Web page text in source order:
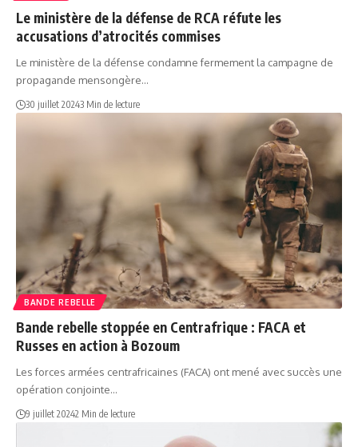
Le ministère de la défense de RCA réfute les
accusations d’atrocités commises
Le ministère de la défense condamne fermement la campagne de
propagande mensongère…
30 juillet 20243 Min de lecture
BANDE REBELLE
Bande rebelle stoppée en Centrafrique : FACA et
Russes en action à Bozoum
Les forces armées centrafricaines (FACA) ont mené avec succès une
opération conjointe…
9 juillet 20242 Min de lecture